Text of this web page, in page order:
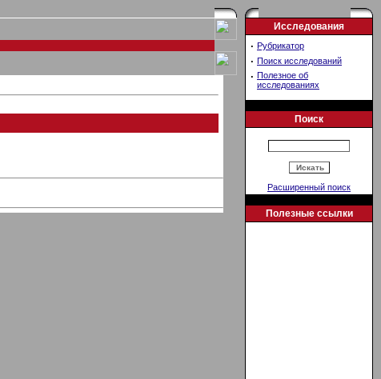
Исследования
· Рубрикатор
· Поиск исследований
· Полезное об
исследованиях
Поиск
Расширенный поиск
Полезные ссылки